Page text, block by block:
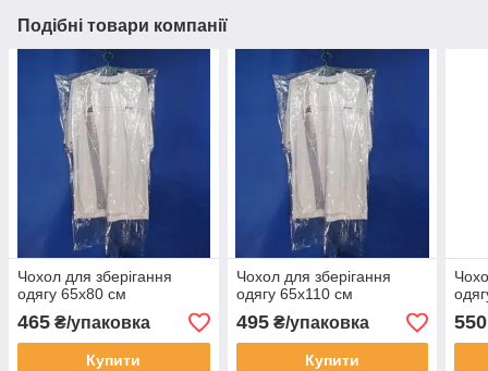
Подібні товари компанії
Чохол для зберігання
одягу 65х80 см
465 ₴/упаковка
Купити
Чохол для зберігання
одягу 65х110 см
495₴/упаковка
Купити
550